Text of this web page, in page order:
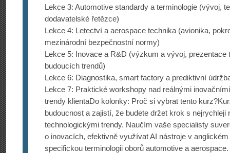
Lekce 3: Automotive standardy a terminologie (vývoj,
dodavatelské řetězce)
Lekce 4: Letectví a aerospace technika (avionika,
mezinárodní bezpečnostní normy)
Lekce 5: Inovace a R&D (výzkum a vývoj, prezentace
budoucích trendů)
Lekce 6: Diagnostika, smart factory a prediktivní
Lekce 7: Praktické workshopy nad reálnými
trendy klientaDo kolonky: Proč si vybrat tento
budoucnost a zajistí, že budete držet krok s nejrychleji
technologickými trendy. Naučím vaše specialisty
o inovacích, efektivně využívat AI nástroje v
specifickou terminologii oborů automotive a aerospace.